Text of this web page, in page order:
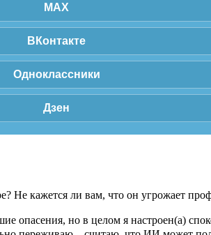
MAX
ВКонтакте
Одноклассники
Дзен
Не кажется ли вам, что он угрожает
опасения, но в целом я настроен(а)